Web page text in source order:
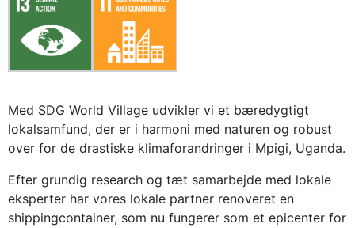
Med SDG World Village udvikler vi et bæredygtigt
lokalsamfund, der er i harmoni med naturen og robust
over for de drastiske klimaforandringer i Mpigi, Uganda.
Efter grundig research og tæt samarbejde med lokale
eksperter har vores lokale partner renoveret en
shippingcontainer, som nu fungerer som et epicenter for